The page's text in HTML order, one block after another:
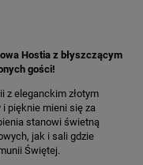
Hostia z błyszczącym
gości!
z eleganckim złotym
pięknie mieni się za
stanowi świetną
jak i sali gdzie
Świętej.